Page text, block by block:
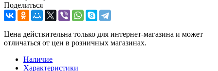
Поделиться
Цена действительна только для интернет-магазина и может
отличаться от цен в розничных магазинах.
Наличие
Характеристики